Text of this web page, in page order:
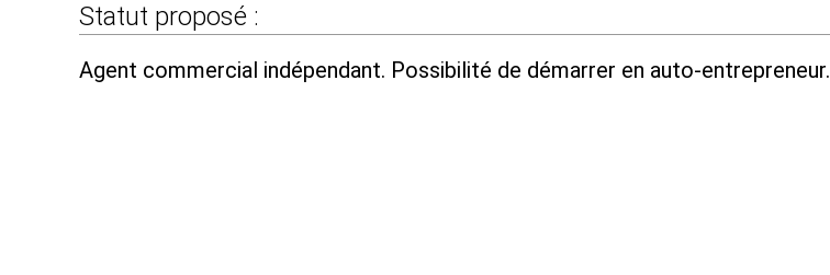
Statut proposé :
Agent commercial indépendant. Possibilité de démarrer en auto-entrepreneur.